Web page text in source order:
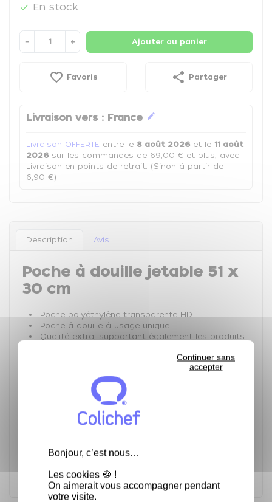
Bonjour, c’est nous…
Les cookies 🍪 !
On aimerait vous accompagner pendant
votre visite.
Continuer sans
accepter
 En stock
− + Ajouter au panier
favorite_border Favoris share Partager
Livraison vers : France edit
Livraison OFFERTE entre le 8 août 2026 et le 11 août
2026 sur les commandes de 69,00 € et plus, avec
Livraison en points de retrait. (Sinon à partir de
6,90 €)
Description Avis
Poche à douille jetable 51 x
30 cm
Poche polyéthylène transparente HD
Poche à douille à usage unique
Qualité extra, supportant également les produits
Le distributeur carton contient 100 poches,
détachables par pré-découpe.
Caractéristiques Techniques :
Largeur: 30 cm
Epaisseur: 70 microns
Boîte distributrice de 100 poches